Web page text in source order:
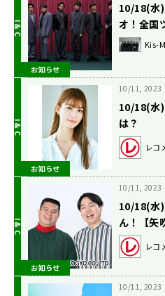
お知らせ
10/18(水
オ！全国
Kis-
お知らせ
10/11, 2023
10/18(水)
は？
レコ
お知らせ
10/11, 2023
10/18(水
ん！【矢
レコ
10/11, 2023